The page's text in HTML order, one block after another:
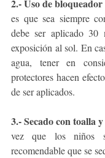
2.- Uso de
es que sea siempre
debe ser aplicado
exposición al sol. En
agua, tener en
protectores hacen
de ser aplicados.
3.- Secado con toalla
vez que los niños
recomendable que se